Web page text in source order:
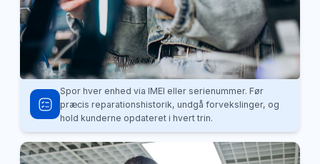
Spor hver enhed via IMEI eller serienummer. Før
præcis reparationshistorik, undgå forvekslinger, og
hold kunderne opdateret i hvert trin.